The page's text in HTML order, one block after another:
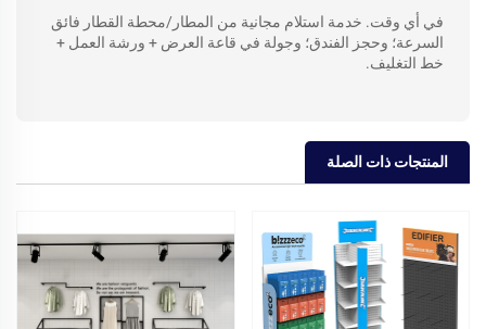
في أي وقت. خدمة استلام مجانية من المطار/محطة القطار فائق
السرعة؛ وحجز الفندق؛ وجولة في قاعة العرض + ورشة العمل +
خط التغليف.
المنتجات ذات الصلة